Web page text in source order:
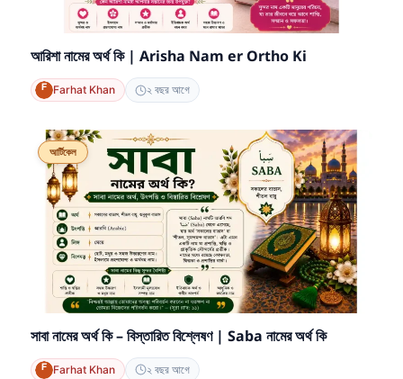
আরিশা নামের অর্থ কি | Arisha Nam er Ortho Ki
Farhat Khan ২ বছর আগে
আর্টিকেল
সাবা নামের অর্থ কি – বিস্তারিত বিশ্লেষণ | Saba নামের অর্থ কি
Farhat Khan ২ বছর আগে